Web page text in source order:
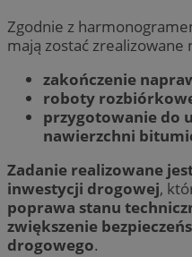
Zgodnie z
mają zostać
zakończenie
roboty
przygotowanie do
nawierzchni
Zadanie realizowane
inwestycji drogowej,
poprawa stanu
zwiększenie
drogowego.